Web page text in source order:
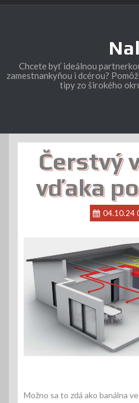
Skip
Chcete byť ideálnou
zamestnankyňou i dcérou?
tipy zo širokého
Čerstvý
vďaka
04.10.24
Možno sa to zdá ako banálna